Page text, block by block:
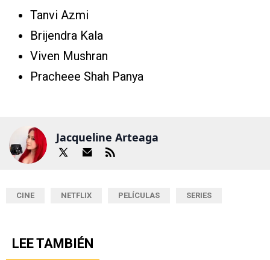
Tanvi Azmi
Brijendra Kala
Viven Mushran
Pracheee Shah Panya
Jacqueline Arteaga
CINE NETFLIX PELÍCULAS SERIES
LEE TAMBIÉN